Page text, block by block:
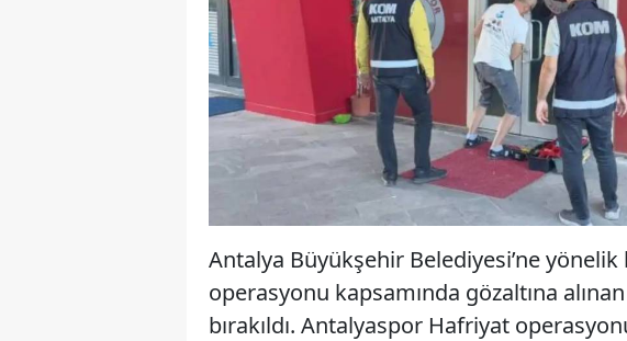
Antalya Büyükşehir Belediyesi’ne
operasyonu kapsamında gözaltına
bırakıldı. Antalyaspor Hafriyat